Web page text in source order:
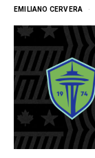
EMILIANO CERVERA